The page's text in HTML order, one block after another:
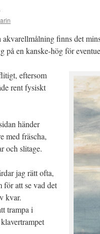
akvarellmålning finns det
på en kanske-hög för
eftersom
rent fysiskt
händer
med fräscha,
och slitage.
jag rätt ofta,
för att se vad det
kvar.
trampa i